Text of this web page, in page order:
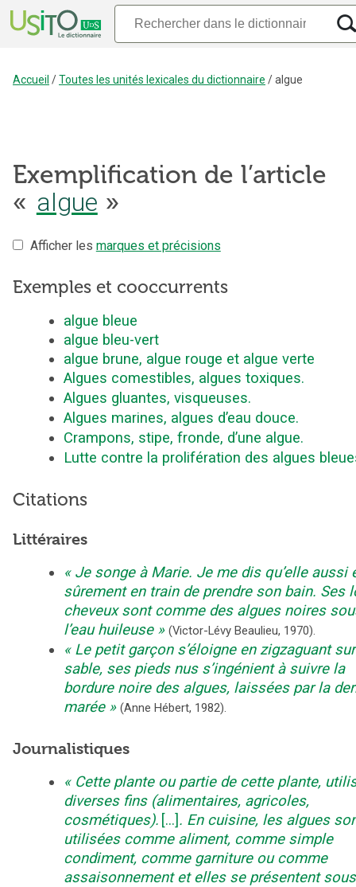
Accueil /Toutes les unités lexicales du dictionnaire /algue
Exemplification de l’article
« algue »
Afficher les marques et précisions
Exemples et cooccurrents
algue bleue
algue bleu-vert
algue brune, algue rouge et algue verte
Algues comestibles, algues toxiques.
Algues gluantes, visqueuses.
Algues marines, algues d’eau douce.
Crampons, stipe, fronde, d’une algue.
Lutte contre la prolifération des algues
Citations
Littéraires
Je songe à Marie. Je me dis qu’elle aussi
sûrement en train de prendre son bain. Ses
cheveux sont comme des algues noires
l’eau huileuse
(Victor-Lévy Beaulieu, 1970).
Le petit garçon s’éloigne en zigzaguant
sable, ses pieds nus s’ingénient à suivre la
bordure noire des algues, laissées par la
marée
(Anne Hébert, 1982).
Journalistiques
Cette plante ou partie de cette plante,
diverses fins (alimentaires, agricoles,
cosmétiques). [...]. En cuisine, les algues
utilisées comme aliment, comme simple
condiment, comme garniture ou comme
assaisonnement et elles se présentent sous